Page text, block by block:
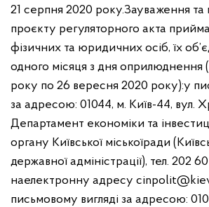
21 серпня 2020 року.Зауваження та
проєкту регуляторного акта
фізичних та юридичних осіб, їх
одного місяця з дня оприлюднення
року по 26 вересня 2020 року):у
за адресою: 01044, м. Київ-44, вул.
Департамент економіки та
органу Київської міськоїради
державної адміністрації), тел. 202
наелектронну адресу
письмовому вигляді за адресою: